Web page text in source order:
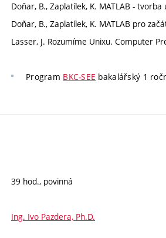
Doňar, B., Zaplatílek, K. MATLAB -
Doňar, B., Zaplatílek, K. MATLAB pro
Lasser, J. Rozumíme Unixu. Computer
Program BKC-SEE bakalářský 1
39 hod., povinná
Ing. Ivo Pazdera, Ph.D.